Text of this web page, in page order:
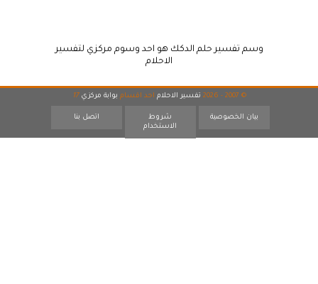
وسم تفسير حلم الدكك هو احد وسوم مركزي لتفسير
الاحلام
© 2007 - 2026 تفسير الاحلام احد اقسام بوابة مركزي 17
بيان الخصوصية
شروط
الاستخدام
اتصل بنا